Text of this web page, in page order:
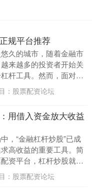
规平台推荐
久的城市，随着金融市
来越多的投资者开始关
杆工具。然而，面对市
台股票配资导航，如何
....
： 股票配资论坛
用借入资金放大收益
，“金融杠杆炒股”已成
高收益的重要工具。简
资平台，杠杆炒股就是
或其他金融机构借入资
： 股票配资论坛